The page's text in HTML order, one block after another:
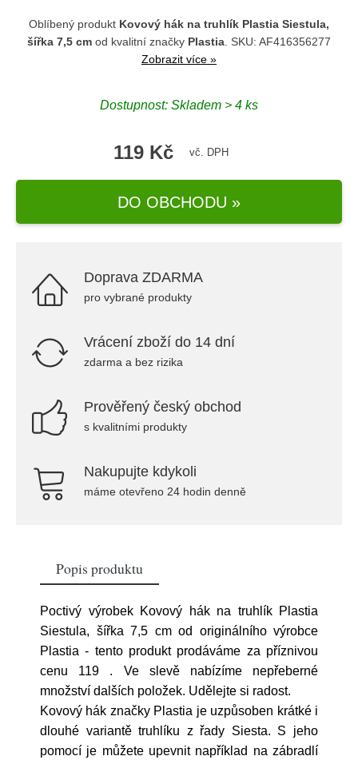
Oblíbený produkt Kovový hák na truhlík Plastia Siestula,
šířka 7,5 cm od kvalitní značky Plastia . SKU: AF416356277
Zobrazit více »
Dostupnost: Skladem > 4 ks
119 Kč vč. DPH
DO OBCHODU »
Doprava ZDARMA
pro vybrané produkty
Vrácení zboží do 14 dní
zdarma a bez rizika
Prověřený český obchod
s kvalitními produkty
Nakupujte kdykoli
máme otevřeno 24 hodin denně
Popis produktu
Poctivý výrobek Kovový hák na truhlík Plastia
Siestula, šířka 7,5 cm od originálního výrobce
Plastia - tento produkt prodáváme za příznivou
cenu 119 . Ve slevě nabízíme nepřeberné
množství dalších položek. Udělejte si radost.
Kovový hák značky Plastia je uzpůsoben krátké i
dlouhé variantě truhlíku z řady Siesta. S jeho
pomocí je můžete upevnit například na zábradlí